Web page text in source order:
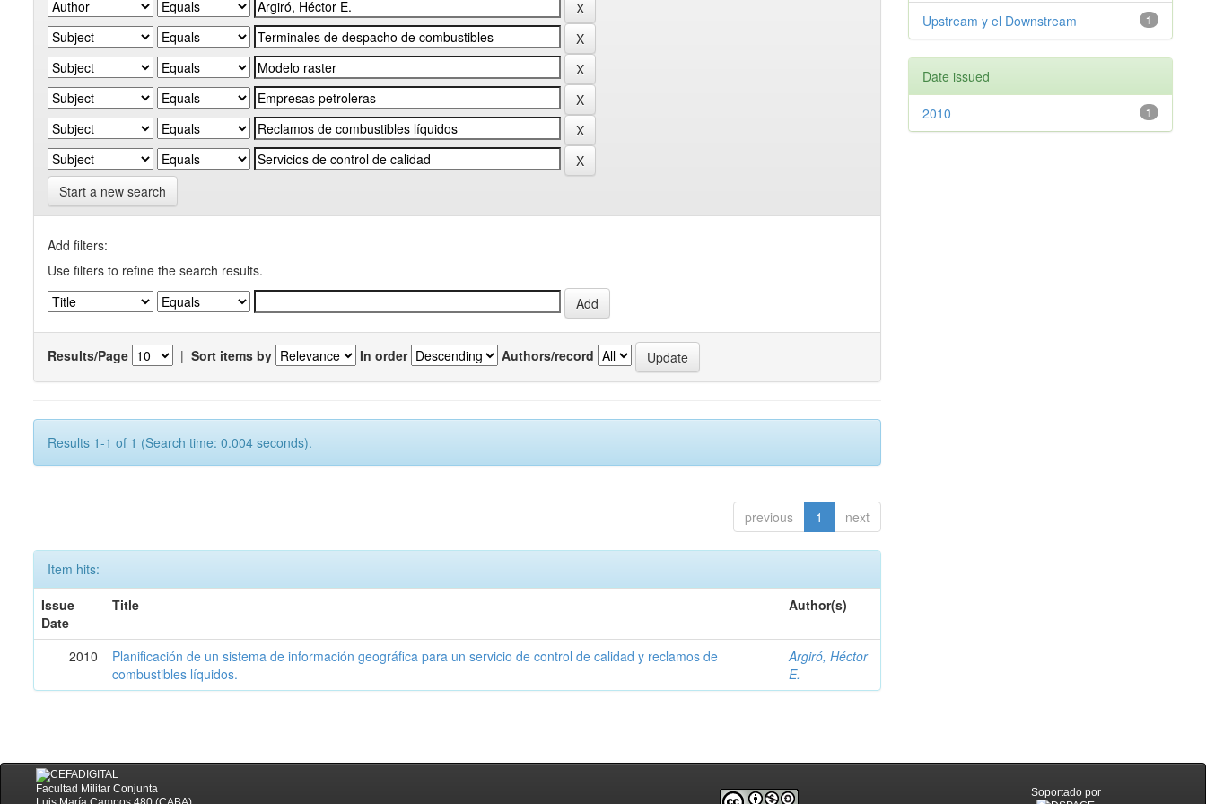
Start a new search
Add filters:
Use filters to refine the search results.
Results/Page | Sort items by In order Authors/record
Results 1-1 of 1 (Search time: 0.004 seconds).
previous 1 next
Item hits:
Issue
Date
Title Author(s)
2010
Planificación de un sistema de información geográfica para un servicio de control de calidad y reclamos de
combustibles líquidos.
Argiró, Héctor
E.
1
Upstream y el Downstream
Date issued
1
2010
Facultad Militar Conjunta
Soportado por